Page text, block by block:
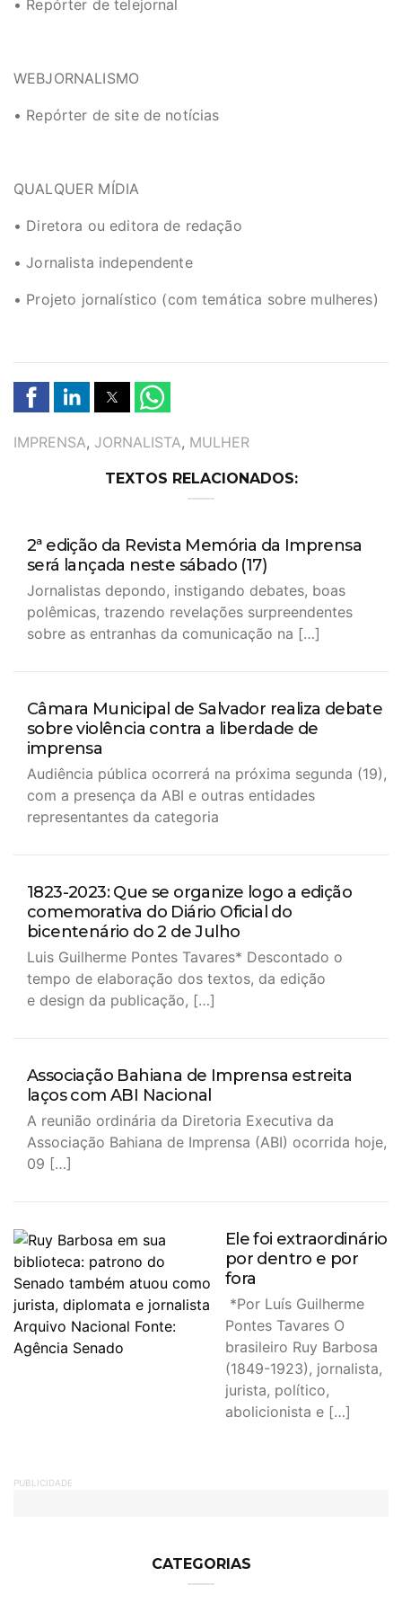
• Repórter de telejornal
WEBJORNALISMO
• Repórter de site de notícias
QUALQUER MÍDIA
• Diretora ou editora de redação
• Jornalista independente
• Projeto jornalístico (com temática sobre mulheres)
TAGS
IMPRENSA, JORNALISTA, MULHER
TEXTOS RELACIONADOS:
2ª edição da Revista Memória da Imprensa
será lançada neste sábado (17)
Jornalistas depondo, instigando debates, boas
polêmicas, trazendo revelações surpreendentes
sobre as entranhas da comunicação na […]
Câmara Municipal de Salvador realiza debate
sobre violência contra a liberdade de
imprensa
Audiência pública ocorrerá na próxima segunda (19),
com a presença da ABI e outras entidades
representantes da categoria
1823-2023: Que se organize logo a edição
comemorativa do Diário Oficial do
bicentenário do 2 de Julho
Luis Guilherme Pontes Tavares* Descontado o
tempo de elaboração dos textos, da edição
e design da publicação, […]
Associação Bahiana de Imprensa estreita
laços com ABI Nacional
A reunião ordinária da Diretoria Executiva da
Associação Bahiana de Imprensa (ABI) ocorrida hoje,
09 […]
Ele foi extraordinário
por dentro e por
fora
*Por Luís Guilherme
Pontes Tavares O
brasileiro Ruy Barbosa
(1849-1923), jornalista,
jurista, político,
abolicionista e […]
PUBLICIDADE
CATEGORIAS